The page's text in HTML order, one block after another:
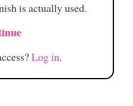
is actually used.
Log in.